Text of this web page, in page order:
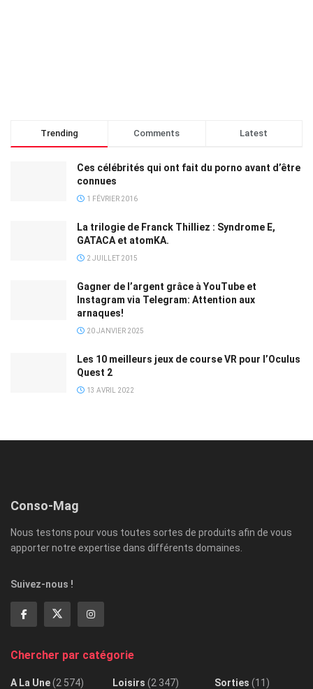
Trending Comments Latest
Ces célébrités qui ont fait du porno avant d’être
connues
1 FÉVRIER 2016
La trilogie de Franck Thilliez : Syndrome E,
GATACA et atomKA.
2 JUILLET 2015
Gagner de l’argent grâce à YouTube et
Instagram via Telegram: Attention aux
arnaques!
20 JANVIER 2025
Les 10 meilleurs jeux de course VR pour l’Oculus
Quest 2
13 AVRIL 2022
Conso-Mag
Nous testons pour vous toutes sortes de produits afin de vous
apporter notre expertise dans différents domaines.
Suivez-nous !
Chercher par catégorie
A La Une(2 574)
Loisirs (2 347) Sorties (11)